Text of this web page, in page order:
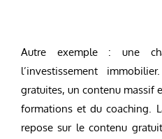
Autre exemple : une
l’investissement
gratuites, un contenu massif
formations et du coaching.
repose sur le contenu